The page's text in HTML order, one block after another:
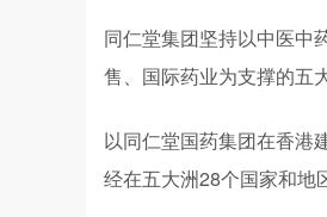
同仁堂集团坚持以中医中
售、国际药业为支撑的五
以同仁堂国药集团在香港
经在五大洲28个国家和地